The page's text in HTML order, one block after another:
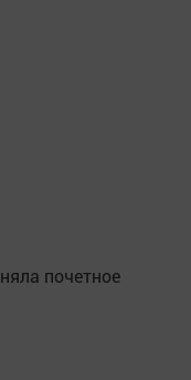
почетное